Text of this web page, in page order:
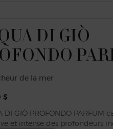
DI GIÒ
de la mer
$
DI GIÒ PROFONDO PARFUM
et intense des profondeurs